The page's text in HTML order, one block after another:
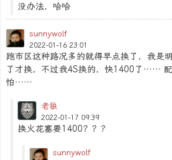
没办法，哈哈
sunnywolf
2022-01-16 23:01
跑市区这种路况多的就得早点换了，我是
了才换，不过我4S换的，快1400了……
怕……
老狼
2022-01-17 09:39
换火花塞要1400？？？
sunnywolf